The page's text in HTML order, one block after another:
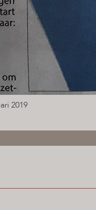
2019